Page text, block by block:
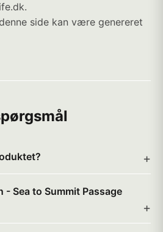
side kan være genereret
- Sea to Summit Passage